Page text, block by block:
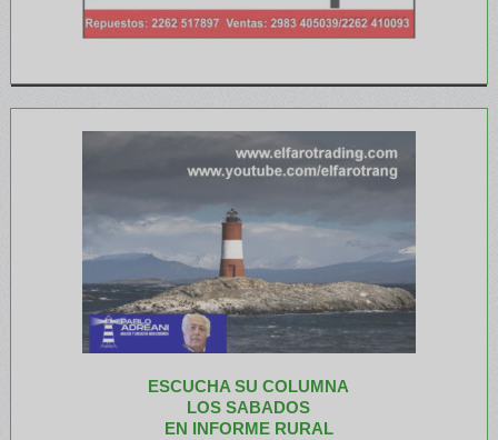
ESCUCHA SU COLUMNA
LOS SABADOS
EN INFORME RURAL